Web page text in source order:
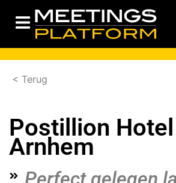
< Terug
Postillion Hotel
Arnhem